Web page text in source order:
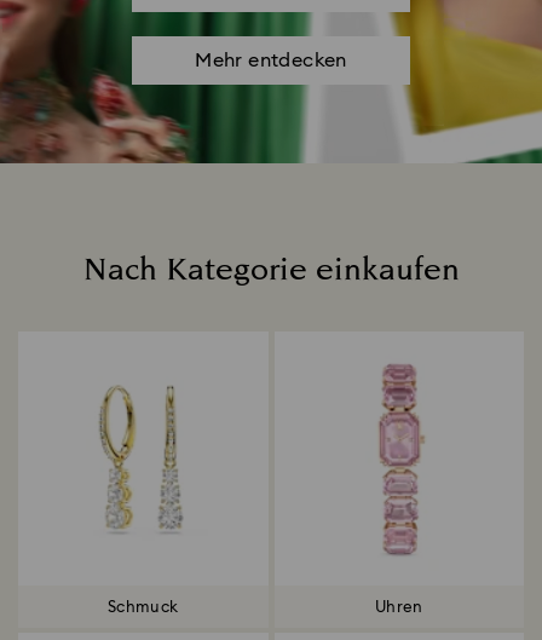
Mehr entdecken
Nach Kategorie einkaufen
Schmuck Uhren